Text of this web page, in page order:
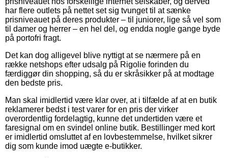
har flere outlets på nettet set sig tvunget til at sænke
prisniveauet på deres produkter – til juniorer, lige så vel som
til damer og herrer – en hel del, og endda nogle gange byde
på portofri fragt.
Det kan dog alligevel blive nyttigt at se nærmere på en
række netshops efter udsalg på Rigolie forinden du
færdiggør din shopping, så du er skråsikker på at modtage
den bedste pris.
Man skal imidlertid være klar over, at i tilfælde af at en butik
reklamerer bedst i test varer for en pris der virker
overordentlig fordelagtig, kunne det undertiden være et
faresignal om en svindel online butik. Bestillinger med kort
er imidlertid omsluttet af en lovbestemmelse, hvilket sikrer
dig som kunde imod uægte e-butikker.